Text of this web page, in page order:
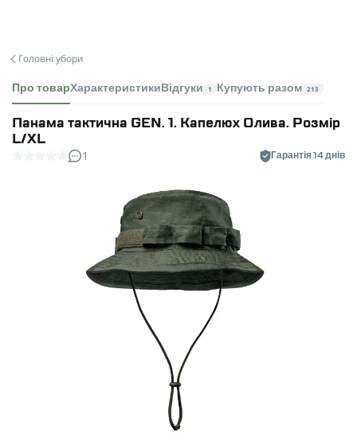
Головні убори
Про товарХарактеристики Відгуки 1 Купують разом 213
Панама тактична GEN. 1. Капелюх Олива. Розмір
L/XL
1 Гарантія 14 днів